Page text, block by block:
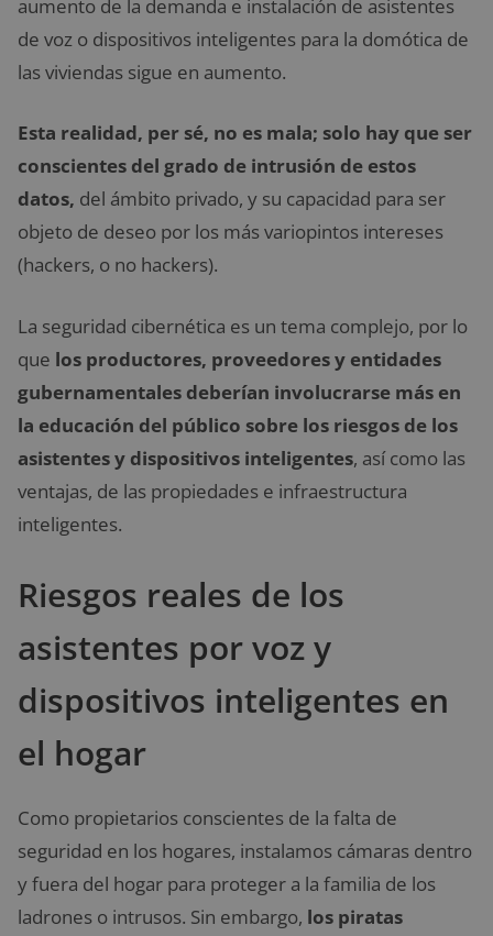
aumento de la demanda e instalación de asistentes
de voz o dispositivos inteligentes para la domótica de
las viviendas sigue en aumento.
Esta realidad, per sé, no es mala; solo hay que ser
conscientes del grado de intrusión de estos
datos, del ámbito privado, y su capacidad para ser
objeto de deseo por los más variopintos intereses
(hackers, o no hackers).
La seguridad cibernética es un tema complejo, por lo
que los productores, proveedores y entidades
gubernamentales deberían involucrarse más en
la educación del público sobre los riesgos de los
asistentes y dispositivos inteligentes, así como las
ventajas, de las propiedades e infraestructura
inteligentes.
Riesgos reales de los
asistentes por voz y
dispositivos inteligentes en
el hogar
Como propietarios conscientes de la falta de
seguridad en los hogares, instalamos cámaras dentro
y fuera del hogar para proteger a la familia de los
ladrones o intrusos. Sin embargo, los piratas